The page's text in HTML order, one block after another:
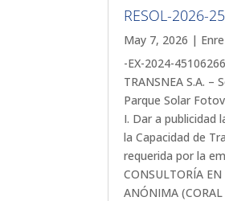
RESOL-2026-
May 7, 2026 | Enre
-EX-2024-
TRANSNEA S.A. –
Parque Solar
I. Dar a publicidad
la Capacidad de
requerida por la
CONSULTORÍA
ANÓNIMA